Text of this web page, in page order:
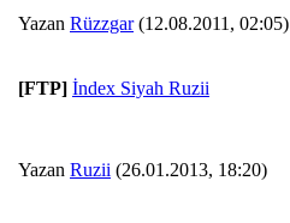
Yazan Rüzzgar(12.08.2011, 02:05)
[FTP] İndex Siyah Ruzii
Yazan Ruzii (26.01.2013, 18:20)